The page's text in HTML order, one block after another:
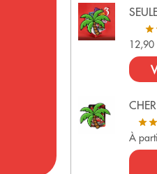
12,90
À